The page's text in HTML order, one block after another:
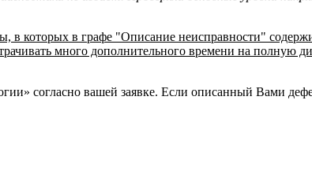
в которых в графе "Описание неисправности"
много дополнительного времени на полную
согласно вашей заявке. Если описанный Вами